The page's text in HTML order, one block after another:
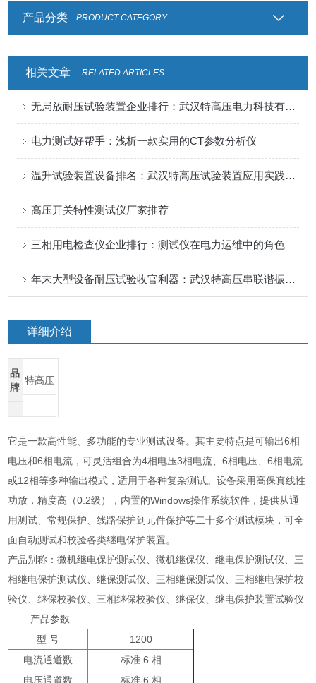
产品分类 PRODUCT CATEGORY
相关文章 RELATED ARTICLES
无局放耐压试验装置企业排行：武汉特高压电力科技有限公司的务实之路。
电力测试好帮手：浅析一款实用的CT参数分析仪
温升试验装置设备排名：武汉特高压试验装置应用实践与行业认可
高压开关特性测试仪厂家推荐
三相用电检查仪企业排行：测试仪在电力运维中的角色
年末大型设备耐压试验收官利器：武汉特高压串联谐振装置的应用评述
详细介绍
品
牌
特高压
它是一款高性能、多功能的专业测试设备。其主要特点是可输出6相
电压和6相电流，可灵活组合为4相电压3相电流、6相电压、6相电流
或12相等多种输出模式，适用于各种复杂测试。设备采用高保真线性
功放，精度高（0.2级），内置的Windows操作系统软件，提供从通
用测试、常规保护、线路保护到元件保护等二十多个测试模块，可全
面自动测试和校验各类继电保护装置。
产品别称：微机继电保护测试仪、微机继保仪、继电保护测试仪、三
相继电保护测试仪、继保测试仪、三相继保测试仪、三相继电保护校
验仪、继保校验仪、三相继保校验仪、继保仪、继电保护装置试验仪
产品参数
型 号
1200
电流通道数
标准 6 相
电压通道数
标准 6 相